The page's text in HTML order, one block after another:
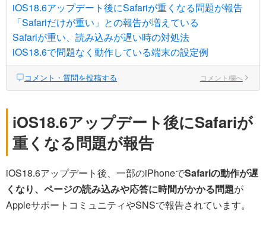
iOS18.6アップデート後にSafariが重くなる問題が報告
「Safariだけが重い」との報告が増えている
Safariが重い、読み込みが遅い時の対処法
iOS18.6で問題なく動作している端末の設定例
コメント・質問を投稿する コメント欄へ
iOS18.6アップデート後にSafariが
重くなる問題が報告
iOS18.6アップデート後、一部のiPhoneでSafariの動作が遅
くなり、ページの読み込みや応答に時間がかかる問題が
AppleサポートコミュニティやSNSで報告されています。